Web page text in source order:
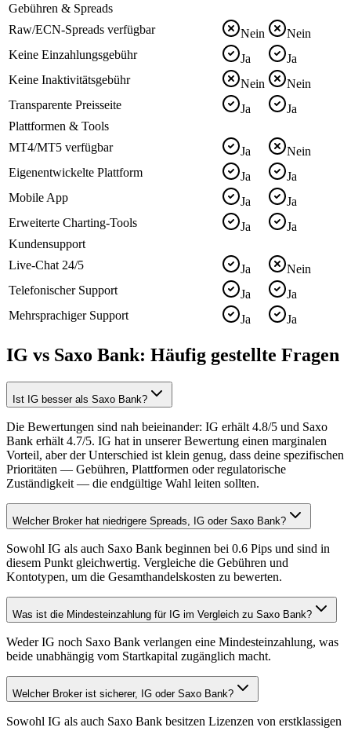
Gebühren & Spreads
Raw/ECN-Spreads verfügbar
Nein
Nein
Keine Einzahlungsgebühr
Ja
Ja
Keine Inaktivitätsgebühr
Nein
Nein
Transparente Preisseite
Ja
Ja
Plattformen & Tools
MT4/MT5 verfügbar
Ja
Nein
Eigenentwickelte Plattform
Ja
Ja
Mobile App
Ja
Ja
Erweiterte Charting-Tools
Ja
Ja
Kundensupport
Live-Chat 24/5
Ja
Nein
Telefonischer Support
Ja
Ja
Mehrsprachiger Support
Ja Ja
IG vs Saxo Bank: Häufig gestellte Fragen
Ist IG besser als Saxo Bank?
Die Bewertungen sind nah beieinander: IG erhält 4.8/5 und Saxo
Bank erhält 4.7/5. IG hat in unserer Bewertung einen marginalen
Vorteil, aber der Unterschied ist klein genug, dass deine spezifischen
Prioritäten — Gebühren, Plattformen oder regulatorische
Zuständigkeit — die endgültige Wahl leiten sollten.
Welcher Broker hat niedrigere Spreads, IG oder Saxo Bank?
Sowohl IG als auch Saxo Bank beginnen bei 0.6 Pips und sind in
diesem Punkt gleichwertig. Vergleiche die Gebühren und
Kontotypen, um die Gesamthandelskosten zu bewerten.
Was ist die Mindesteinzahlung für IG im Vergleich zu Saxo Bank?
Weder IG noch Saxo Bank verlangen eine Mindesteinzahlung, was
beide unabhängig vom Startkapital zugänglich macht.
Welcher Broker ist sicherer, IG oder Saxo Bank?
Sowohl IG als auch Saxo Bank besitzen Lizenzen von erstklassigen